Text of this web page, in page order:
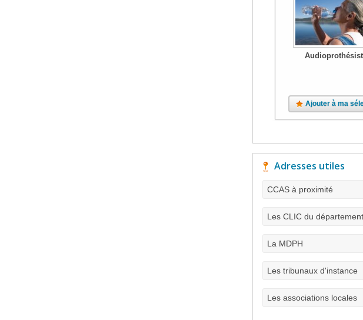
Ajouter à ma
Adresses utiles
CCAS à proximité
Les CLIC du département
La MDPH
Les tribunaux d'instance
Les associations locales